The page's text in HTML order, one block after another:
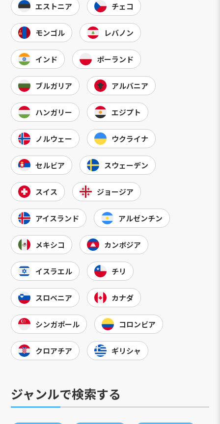
エストニア チェコ
モンゴル レバノン
インド ポーランド
ブルガリア アルバニア
ハンガリー エジプト
ノルウェー ウクライナ
セルビア スウェーデン
スイス ジョージア
アイスランド アルゼンチン
メキシコ カンボジア
イスラエル チリ
スロベニア カナダ
シンガポール コロンビア
クロアチア ギリシャ
ジャンルで検索する